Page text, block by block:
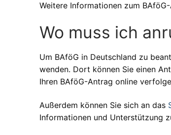
Weitere Informationen zum
Wo muss ich
Um BAföG in Deutschland zu
wenden. Dort können Sie einen
Ihren BAföG-Antrag online
Außerdem können Sie sich an das
Informationen und Unterstützung